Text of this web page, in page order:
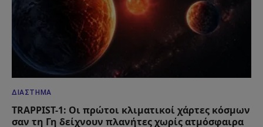
ΔΙΆΣΤΗΜΑ
TRAPPIST-1: Οι πρώτοι κλιματικοί χάρτες κόσμων
σαν τη Γη δείχνουν πλανήτες χωρίς ατμόσφαιρα